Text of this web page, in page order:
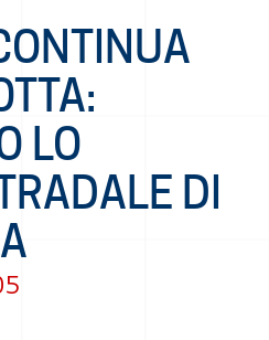
LO
DI